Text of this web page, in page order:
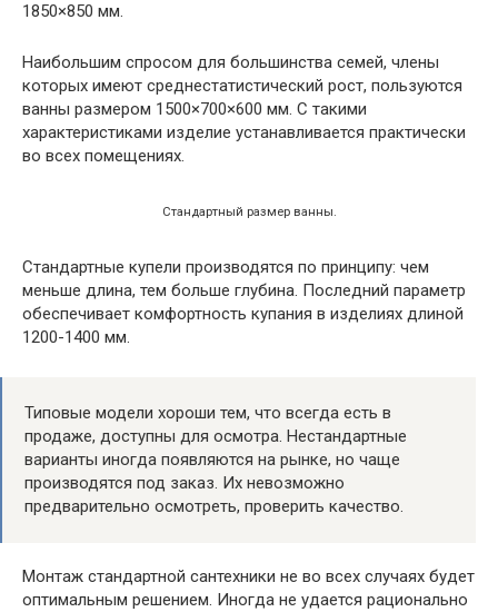
1850×850 мм.
Наибольшим спросом для большинства семей, члены
которых имеют среднестатистический рост, пользуются
ванны размером 1500×700×600 мм. С такими
характеристиками изделие устанавливается практически
во всех помещениях.
Стандартный размер ванны.
Стандартные купели производятся по принципу: чем
меньше длина, тем больше глубина. Последний параметр
обеспечивает комфортность купания в изделиях длиной
1200-1400 мм.
Типовые модели хороши тем, что всегда есть в
продаже, доступны для осмотра. Нестандартные
варианты иногда появляются на рынке, но чаще
производятся под заказ. Их невозможно
предварительно осмотреть, проверить качество.
Монтаж стандартной сантехники не во всех случаях будет
оптимальным решением. Иногда не удается рационально